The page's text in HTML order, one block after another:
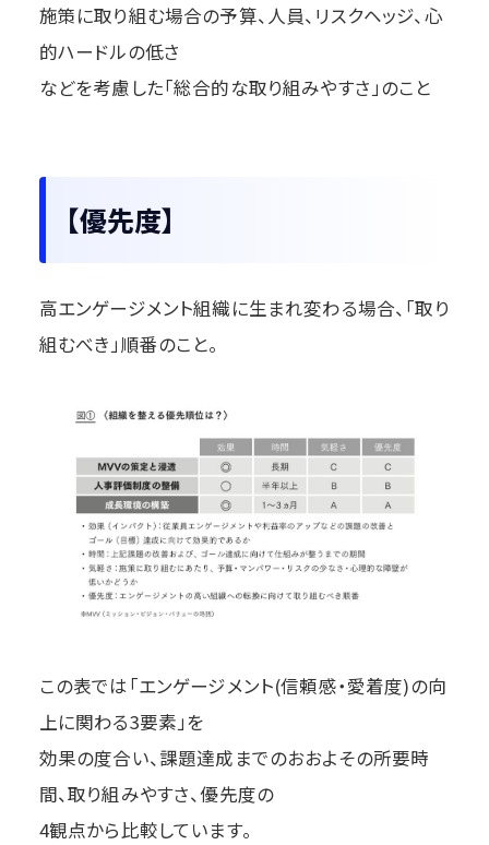
施策に取り組む場合の予算、人員、リスクヘッジ、心
的ハードルの低さ
などを考慮した「総合的な取り組みやすさ」のこと
【優先度】
高エンゲージメント組織に生まれ変わる場合、「取り
組むべき」順番のこと。
この表では「エンゲージメント(信頼感・愛着度)の向
上に関わる3要素」を
効果の度合い、課題達成までのおおよその所要時
間、取り組みやすさ、優先度の
4観点から比較しています。